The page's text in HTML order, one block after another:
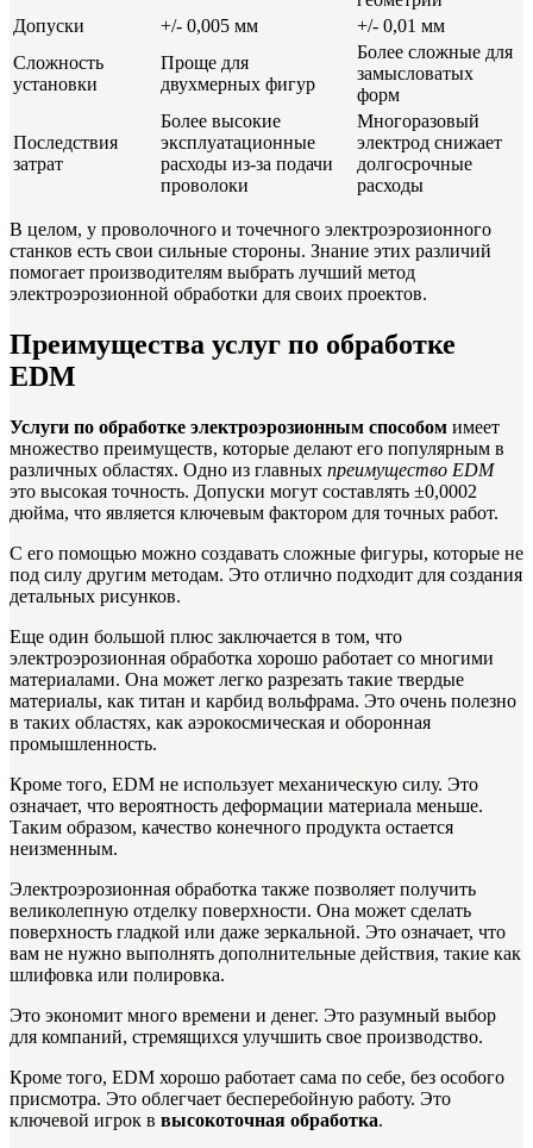
Допуски
+/- 0,005 мм
+/- 0,01 мм
Сложность
установки
Проще для
двухмерных фигур
Более сложные для
замысловатых
форм
Последствия
затрат
Более высокие
эксплуатационные
расходы из-за подачи
проволоки
Многоразовый
электрод снижает
долгосрочные
расходы
В целом, у проволочного и точечного электроэрозионного
станков есть свои сильные стороны. Знание этих различий
помогает производителям выбрать лучший метод
электроэрозионной обработки для своих проектов.
Преимущества услуг по обработке
EDM
Услуги по обработке электроэрозионным способом имеет
множество преимуществ, которые делают его популярным в
различных областях. Одно из главных преимущество EDM
это высокая точность. Допуски могут составлять ±0,0002
дюйма, что является ключевым фактором для точных работ.
С его помощью можно создавать сложные фигуры, которые не
под силу другим методам. Это отлично подходит для создания
детальных рисунков.
Еще один большой плюс заключается в том, что
электроэрозионная обработка хорошо работает со многими
материалами. Она может легко разрезать такие твердые
материалы, как титан и карбид вольфрама. Это очень полезно
в таких областях, как аэрокосмическая и оборонная
промышленность.
Кроме того, EDM не использует механическую силу. Это
означает, что вероятность деформации материала меньше.
Таким образом, качество конечного продукта остается
неизменным.
Электроэрозионная обработка также позволяет получить
великолепную отделку поверхности. Она может сделать
поверхность гладкой или даже зеркальной. Это означает, что
вам не нужно выполнять дополнительные действия, такие как
шлифовка или полировка.
Это экономит много времени и денег. Это разумный выбор
для компаний, стремящихся улучшить свое производство.
Кроме того, EDM хорошо работает сама по себе, без особого
присмотра. Это облегчает бесперебойную работу. Это
ключевой игрок в высокоточная обработка.